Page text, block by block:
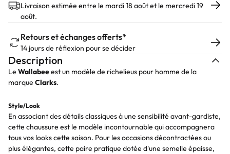
Livraison estimée entre le mardi 18 août et le mercredi 19
août.
Retours et échanges offerts*
14 jours de réflexion pour se décider
Description
Le Wallabeeest un modèle de richelieus pour homme de la
marque Clarks.
Style/Look
En associant des détails classiques à une sensibilité avant-gardiste,
cette chaussure est le modèle incontournable qui accompagnera
tous vos looks cette saison. Pour les occasions décontractées ou
plus élégantes, cette paire pratique dotée d'une semelle épaisse,